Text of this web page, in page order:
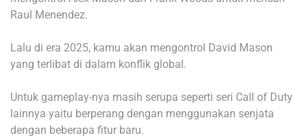
Raul Menendez.
Lalu di era 2025, kamu akan mengontrol David Mason
yang terlibat di dalam konflik global.
Untuk gameplay-nya masih serupa seperti seri Call of Duty
lainnya yaitu berperang dengan menggunakan senjata
dengan beberapa fitur baru.